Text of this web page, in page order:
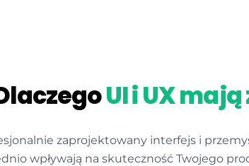
UI i UX
zaprojektowany interfejs i
wpływają na skuteczność Twojego